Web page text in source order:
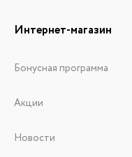
Интернет-магазин
Бонусная программа
Акции
Новости